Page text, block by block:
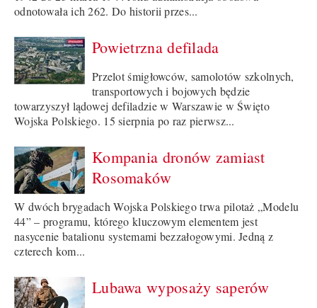
odnotowała ich 262. Do historii przes...
Powietrzna defilada
Przelot śmigłowców, samolotów szkolnych,
transportowych i bojowych będzie
towarzyszył lądowej defiladzie w Warszawie w Święto
Wojska Polskiego. 15 sierpnia po raz pierwsz...
Kompania dronów zamiast
Rosomaków
W dwóch brygadach Wojska Polskiego trwa pilotaż „Modelu
44” – programu, którego kluczowym elementem jest
nasycenie batalionu systemami bezzałogowymi. Jedną z
czterech kom...
Lubawa wyposaży saperów